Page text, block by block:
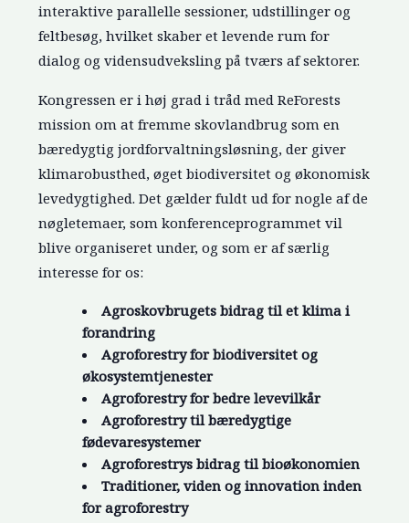
interaktive parallelle sessioner, udstillinger og
feltbesøg, hvilket skaber et levende rum for
dialog og vidensudveksling på tværs af sektorer.
Kongressen er i høj grad i tråd med ReForests
mission om at fremme skovlandbrug som en
bæredygtig jordforvaltningsløsning, der giver
klimarobusthed, øget biodiversitet og økonomisk
levedygtighed. Det gælder fuldt ud for nogle af de
nøgletemaer, som konferenceprogrammet vil
blive organiseret under, og som er af særlig
interesse for os:
Agroskovbrugets bidrag til et klima i
forandring
Agroforestry for biodiversitet og
økosystemtjenester
Agroforestry for bedre levevilkår
Agroforestry til bæredygtige
fødevaresystemer
Agroforestrys bidrag til bioøkonomien
Traditioner, viden og innovation inden
for agroforestry